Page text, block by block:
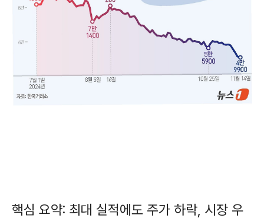
핵심 요약: 최대 실적에도 주가 하락, 시장 우